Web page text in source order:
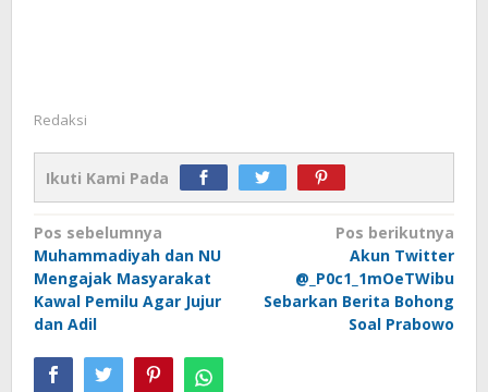
Redaksi
Ikuti Kami Pada
Navigasi
pos
Pos sebelumnya
Muhammadiyah dan NU
Mengajak Masyarakat
Kawal Pemilu Agar Jujur
dan Adil
Pos berikutnya
Akun Twitter
@_P0c1_1mOeTWibu
Sebarkan Berita Bohong
Soal Prabowo